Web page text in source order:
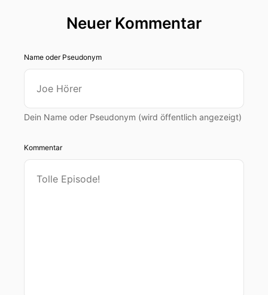
Neuer Kommentar
Name oder Pseudonym
Dein Name oder Pseudonym (wird öffentlich angezeigt)
Kommentar